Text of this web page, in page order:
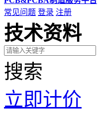
常见问题 登录 注册
技术资料
搜索
立即计价